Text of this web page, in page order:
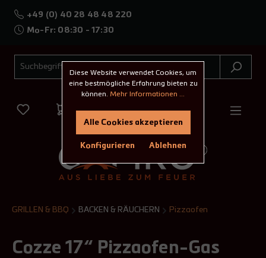
+49 (0) 40 28 48 48 220
Mo-Fr: 08:30 - 17:30
GRILLEN & BBQ BACKEN & RÄUCHERN Pizzaofen
Cozze 17“ Pizzaofen-Gas
Diese Website verwendet Cookies, um
eine bestmögliche Erfahrung bieten zu
können. Mehr Informationen ...
Ablehnen
Konfigurieren
Alle Cookies akzeptieren